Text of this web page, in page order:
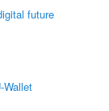
future
Wallet